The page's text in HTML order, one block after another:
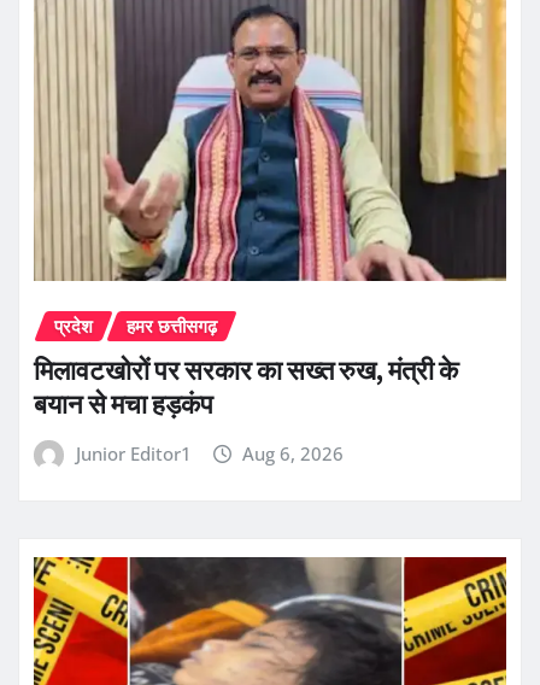
प्रदेश हमर छत्तीसगढ़
मिलावटखोरों पर सरकार का सख्त रुख, मंत्री के
बयान से मचा हड़कंप
Junior Editor1 Aug 6, 2026